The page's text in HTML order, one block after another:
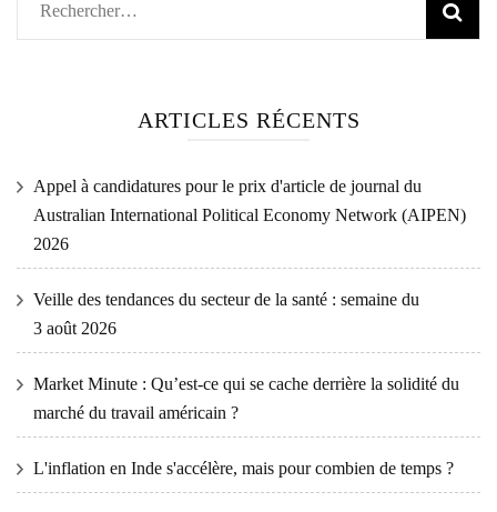
Rechercher :
ARTICLES RÉCENTS
Appel à candidatures pour le prix d'article de journal du
Australian International Political Economy Network (AIPEN)
2026
Veille des tendances du secteur de la santé : semaine du
3 août 2026
Market Minute : Qu’est-ce qui se cache derrière la solidité du
marché du travail américain ?
L'inflation en Inde s'accélère, mais pour combien de temps ?